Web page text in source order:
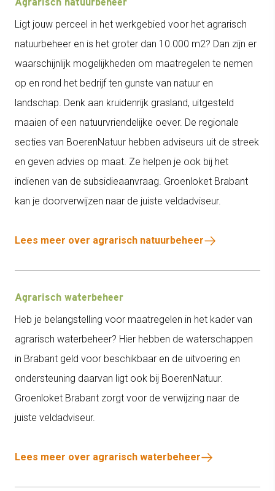
Ligt jouw perceel in het werkgebied voor het agrarisch
natuurbeheer en is het groter dan 10.000 m2? Dan zijn er
waarschijnlijk mogelijkheden om maatregelen te nemen
op en rond het bedrijf ten gunste van natuur en
landschap. Denk aan kruidenrijk grasland, uitgesteld
maaien of een natuurvriendelijke oever. De regionale
secties van BoerenNatuur hebben adviseurs uit de streek
en geven advies op maat. Ze helpen je ook bij het
indienen van de subsidieaanvraag. Groenloket Brabant
kan je doorverwijzen naar de juiste veldadviseur.
Lees meer over agrarisch natuurbeheer
Agrarisch waterbeheer
Heb je belangstelling voor maatregelen in het kader van
agrarisch waterbeheer? Hier hebben de waterschappen
in Brabant geld voor beschikbaar en de uitvoering en
ondersteuning daarvan ligt ook bij BoerenNatuur.
Groenloket Brabant zorgt voor de verwijzing naar de
juiste veldadviseur.
Lees meer over agrarisch waterbeheer